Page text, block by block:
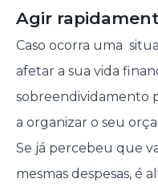
Agir
Caso ocorra uma
afetar a sua vida
sobreendividamento
a organizar o seu
Se já percebeu que
mesmas despesas, é